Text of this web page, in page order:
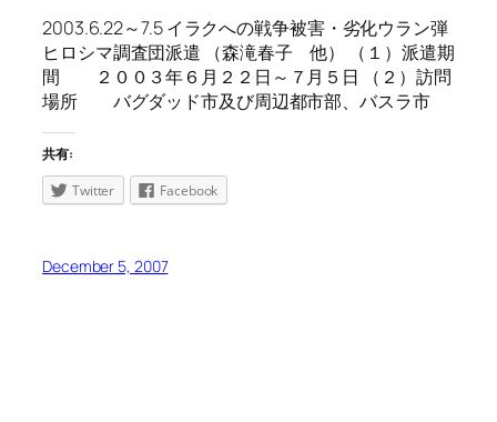
2003.6.22～7.5 イラクへの戦争被害・劣化ウラン弾
ヒロシマ調査団派遣 （森滝春子 他） （１）派遣期
間 ２００３年６月２２日～７月５日 （２）訪問
場所 バグダッド市及び周辺都市部、バスラ市
共有:
Twitter
Facebook
December 5, 2007